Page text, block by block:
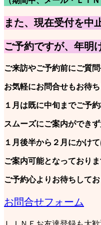
また、現在受付を中
ご予約ですが、年明
ご来訪やご予約前にご質
お気軽にお問合せもお待ち
１月は既に中旬までご予
スムーズにご案内ができ
１月後半から２月にかけ
ご案内可能となっておりま
ご予約心よりお待ちしてお
お問合せフォーム